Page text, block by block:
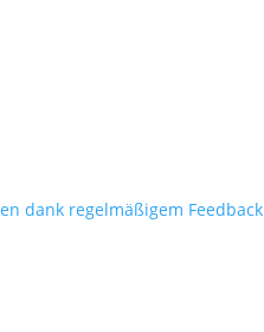
dank regelmäßigem Feedback